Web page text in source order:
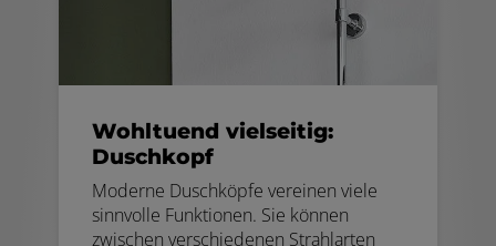
Wohltuend vielseitig:
Duschkopf
Moderne Duschköpfe vereinen viele
sinnvolle Funktionen. Sie können
zwischen verschiedenen Strahlarten